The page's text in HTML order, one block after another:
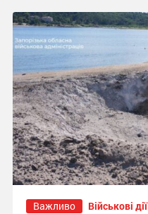
Важливо Військові дії